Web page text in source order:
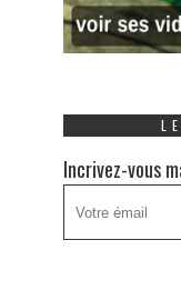
Incrivez-vous